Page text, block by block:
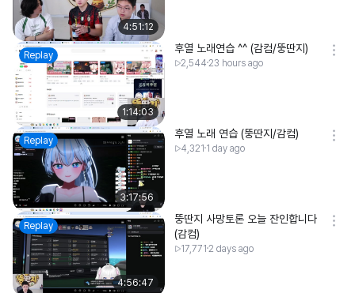
4:51:12
Replay
1:14:03
후열 노래연습 ^^ (감컴/뚱딴지)
2,544 23 hours ago
Replay
3:17:56
후열 노래 연습 (뚱딴지/감컴)
4,321 1 day ago
Replay
4:56:47
뚱딴지 사망토론 오늘 잔인합니다
(감컴)
17,771 2 days ago